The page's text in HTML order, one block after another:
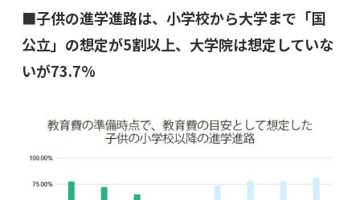
■子供の進学進路は、小学校から大学まで「国
公立」の想定が5割以上、大学院は想定していな
いが73.7%